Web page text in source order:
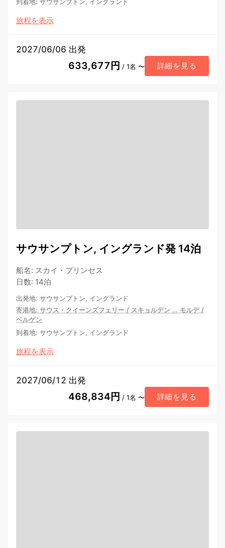
旅程を表示
2027/06/06 出発
633,677円 / 1名 〜 詳細を見る
サウサンプトン, イングランド発 14泊
船名: スカイ・プリンセス
日数: 14泊
出発地: サウサンプトン, イングランド
寄港地: サウス・クイーンズフェリー / スキョルデン … モルデ/
ベルゲン
到着地: サウサンプトン, イングランド
旅程を表示
2027/06/12 出発
468,834円 / 1名 〜 詳細を見る